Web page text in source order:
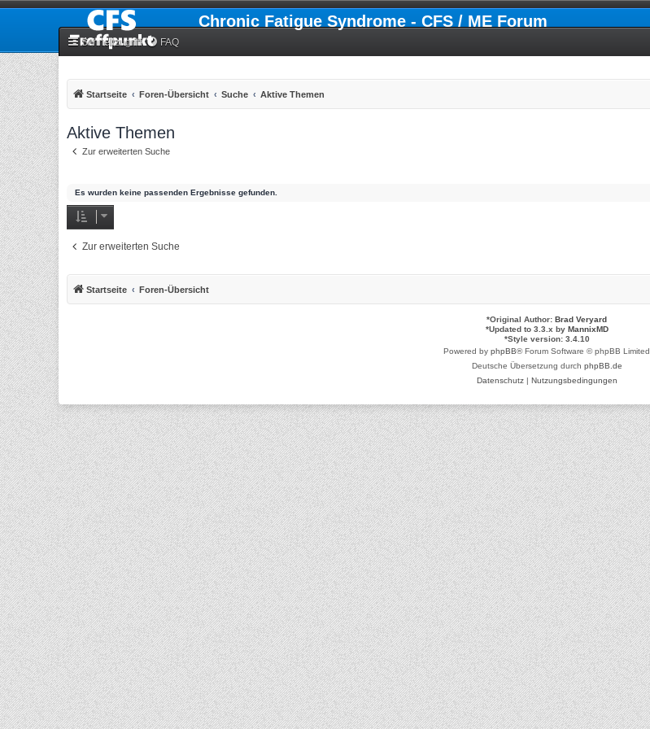
Chronic Fatigue Syndrome - CFS / ME Forum
Schnellzugriff FAQ
Startseite Foren-Übersicht Suche Aktive Themen
Aktive Themen
Zur erweiterten Suche
Es wurden keine passenden Ergebnisse gefunden.
Zur erweiterten Suche
Startseite Foren-Übersicht
*Original Author: Brad Veryard
*Updated to 3.3.x by MannixMD
*Style version: 3.4.10
Powered by phpBB® Forum Software © phpBB Limited
Deutsche Übersetzung durch phpBB.de
Datenschutz| Nutzungsbedingungen